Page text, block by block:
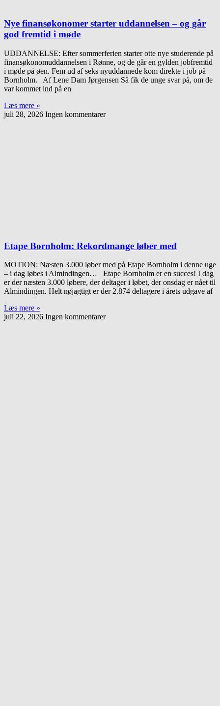
Nye finansøkonomer starter uddannelsen – og går
god fremtid i møde
UDDANNELSE: Efter sommerferien starter otte nye studerende på
finansøkonomuddannelsen i Rønne, og de går en gylden jobfremtid
i møde på øen. Fem ud af seks nyuddannede kom direkte i job på
Bornholm. Af Lene Dam Jørgensen Så fik de unge svar på, om de
var kommet ind på en
Læs mere »
juli 28, 2026 Ingen kommentarer
Etape Bornholm: Rekordmange løber med
MOTION: Næsten 3.000 løber med på Etape Bornholm i denne uge
– i dag løbes i Almindingen… Etape Bornholm er en succes! I dag
er der næsten 3.000 løbere, der deltager i løbet, der onsdag er nået til
Almindingen. Helt nøjagtigt er der 2.874 deltagere i årets udgave af
Læs mere »
juli 22, 2026 Ingen kommentarer